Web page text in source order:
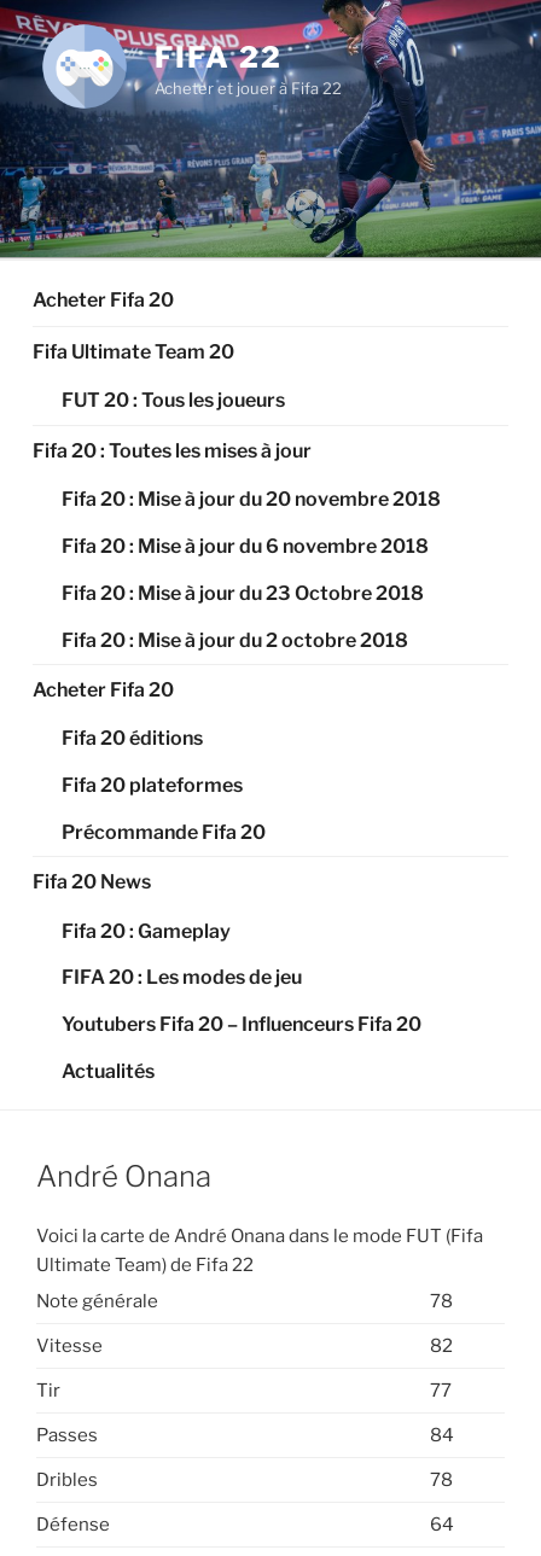
Aller
au
contenu
principal
FIFA 22
Acheter et jouer à Fifa 22
Acheter Fifa 20
Fifa Ultimate Team 20
FUT 20 : Tous les joueurs
Fifa 20 : Toutes les mises à jour
Fifa 20 : Mise à jour du 20 novembre 2018
Fifa 20 : Mise à jour du 6 novembre 2018
Fifa 20 : Mise à jour du 23 Octobre 2018
Fifa 20 : Mise à jour du 2 octobre 2018
Acheter Fifa 20
Fifa 20 éditions
Fifa 20 plateformes
Précommande Fifa 20
Fifa 20 News
Fifa 20 : Gameplay
FIFA 20 : Les modes de jeu
Youtubers Fifa 20 – Influenceurs Fifa 20
Actualités
André Onana
Voici la carte de André Onana dans le mode FUT (Fifa
Ultimate Team) de Fifa 22
Note générale
78
Vitesse 82
Tir 77
Passes 84
Dribles 78
Défense 64